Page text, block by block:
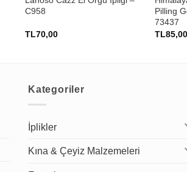
C958
TL70,00
Pilling
73437
TL85,00
Kategoriler
İplikler
Kına & Çeyiz Malzemeleri